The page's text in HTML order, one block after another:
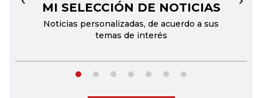
MI SELECCIÓN DE NOTICIAS
Noticias personalizadas, de acuerdo a sus
temas de interés
← →